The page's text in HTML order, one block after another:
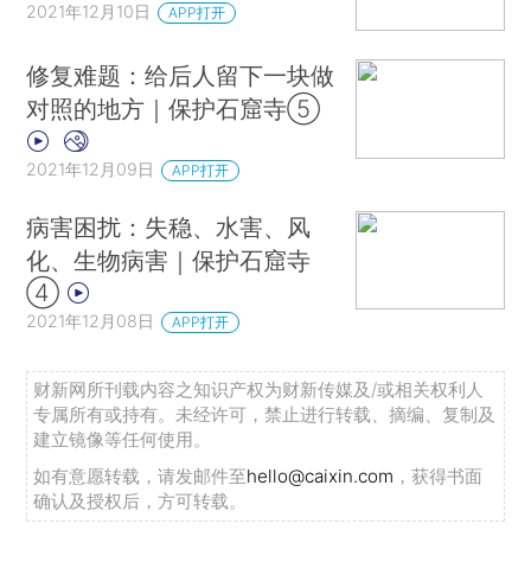
2021年12月10日 APP打开
修复难题：给后人留下一块做
对照的地方｜保护石窟寺⑤
2021年12月09日 APP打开
病害困扰：失稳、水害、风
化、生物病害｜保护石窟寺
④
2021年12月08日 APP打开
财新网所刊载内容之知识产权为财新传媒及/或相关权利人
专属所有或持有。未经许可，禁止进行转载、摘编、复制及
建立镜像等任何使用。
如有意愿转载，请发邮件至hello@caixin.com ，获得书面
确认及授权后，方可转载。